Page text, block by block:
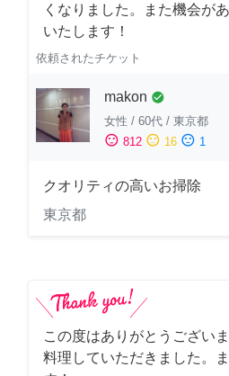
くなりました。また機会が
いたします！
依頼されたチケット
makon check_circle
女性 / 60代 / 東京都
sentiment_satisfied 812 sentiment_neutral 16 sentiment_dissatisfied 1
クオリティの高いお掃除
東京都
この度はありがとうござい
料理していただきました。